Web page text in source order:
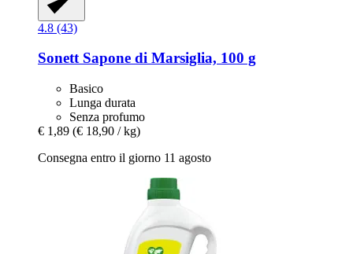
4.8 (43)
SonettSapone di Marsiglia, 100 g
Basico
Lunga durata
Senza profumo
€ 1,89 (€ 18,90 / kg)
Consegna entro il giorno 11 agosto